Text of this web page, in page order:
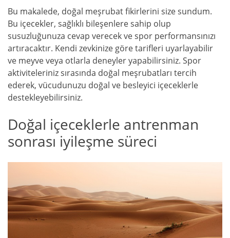
Bu makalede, doğal meşrubat fikirlerini size sundum.
Bu içecekler, sağlıklı bileşenlere sahip olup
susuzluğunuza cevap verecek ve spor performansınızı
artıracaktır. Kendi zevkinize göre tarifleri uyarlayabilir
ve meyve veya otlarla deneyler yapabilirsiniz. Spor
aktiviteleriniz sırasında doğal meşrubatları tercih
ederek, vücudunuzu doğal ve besleyici içeceklerle
destekleyebilirsiniz.
Doğal içeceklerle antrenman
sonrası iyileşme süreci